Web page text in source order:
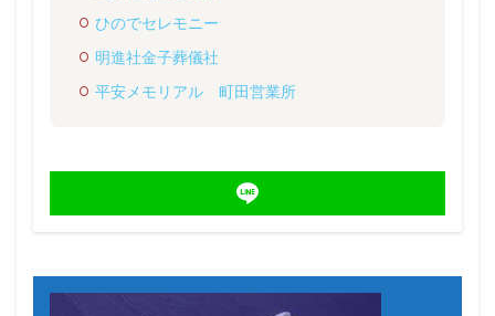
ひのでセレモニー
明進社金子葬儀社
平安メモリアル 町田営業所